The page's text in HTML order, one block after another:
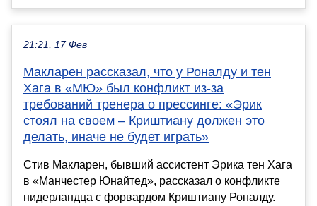
21:21, 17 Фев
Макларен рассказал, что у Роналду и тен
Хага в «МЮ» был конфликт из-за
требований тренера о прессинге: «Эрик
стоял на своем – Криштиану должен это
делать, иначе не будет играть»
Стив Макларен, бывший ассистент Эрика тен Хага
в «Манчестер Юнайтед», рассказал о конфликте
нидерландца с форвардом Криштиану Роналду.